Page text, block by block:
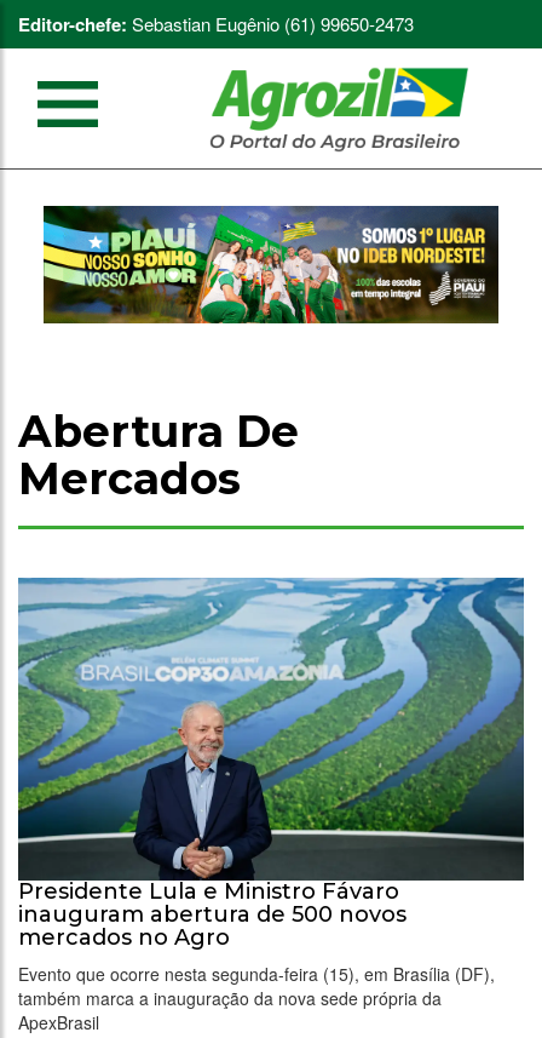
Editor-chefe: Sebastian Eugênio (61) 99650-2473
Abertura De
Mercados
Presidente Lula e Ministro Fávaro
inauguram abertura de 500 novos
mercados no Agro
Evento que ocorre nesta segunda-feira (15), em Brasília (DF),
também marca a inauguração da nova sede própria da
ApexBrasil